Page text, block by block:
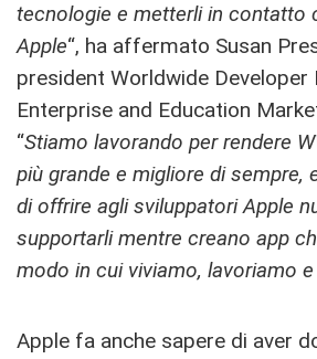
tecnologie e metterli in contatto
Apple“, ha affermato Susan
president Worldwide Developer
Enterprise and Education
“Stiamo lavorando per rendere
più grande e migliore di sempre,
di offrire agli sviluppatori Apple
supportarli mentre creano app
modo in cui viviamo, lavoriamo
Apple fa anche sapere di aver